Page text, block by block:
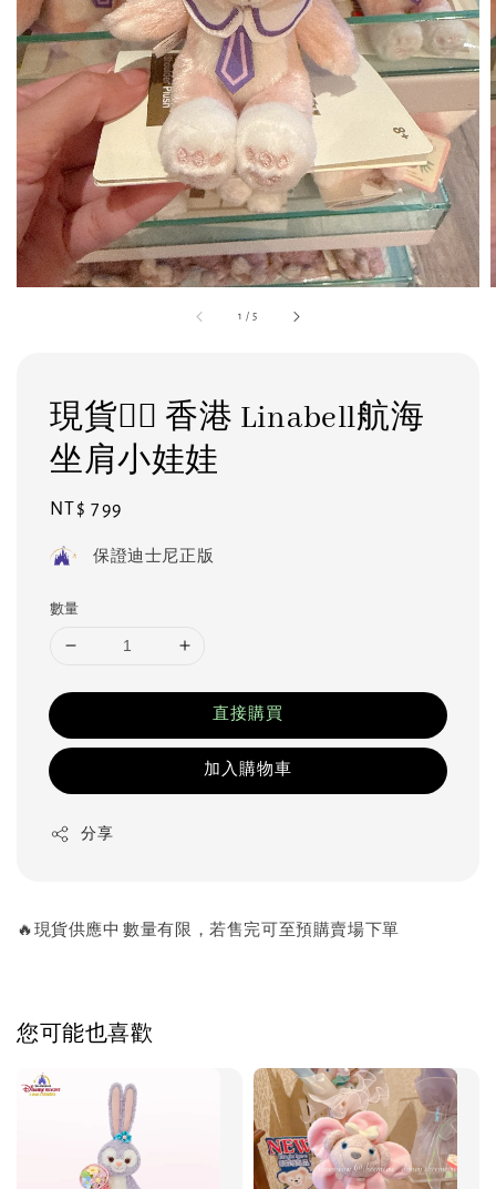
1 /5
現貨❤️‍🔥 香港 Linabell航海
坐肩小娃娃
Regular
NT$ 799
保證迪士尼正版
數量
直接購買
加入購物車
分享
🔥現貨供應中 數量有限，若售完可至預購賣場下單
您可能也喜歡